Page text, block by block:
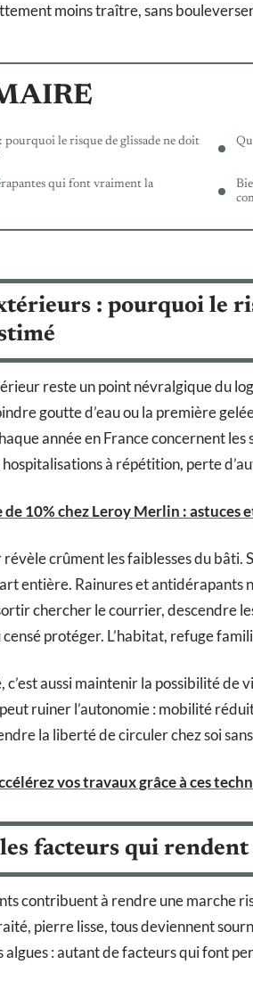
moins traître, sans
pourquoi le risque de glissade ne doit
qui font vraiment la
: pourquoi le
reste un point névralgique du
goutte d’eau ou la première
année en France concernent les
à répétition, perte
de 10% chez Leroy Merlin :
crûment les faiblesses du bâti.
entière. Rainures et antidérapants
chercher le courrier, descendre
protéger. L’habitat, refuge
aussi maintenir la possibilité de
ruiner l’autonomie : mobilité
la liberté de circuler chez soi
vos travaux grâce à ces
facteurs qui
contribuent à rendre une marche
pierre lisse, tous deviennent
algues : autant de facteurs qui font